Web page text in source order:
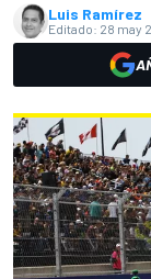
Luis Ramírez
Editado: 28 may